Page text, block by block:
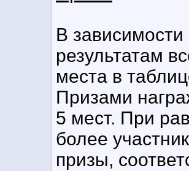
В
результатам
места в
Призами
5 мест. При
более
призы,